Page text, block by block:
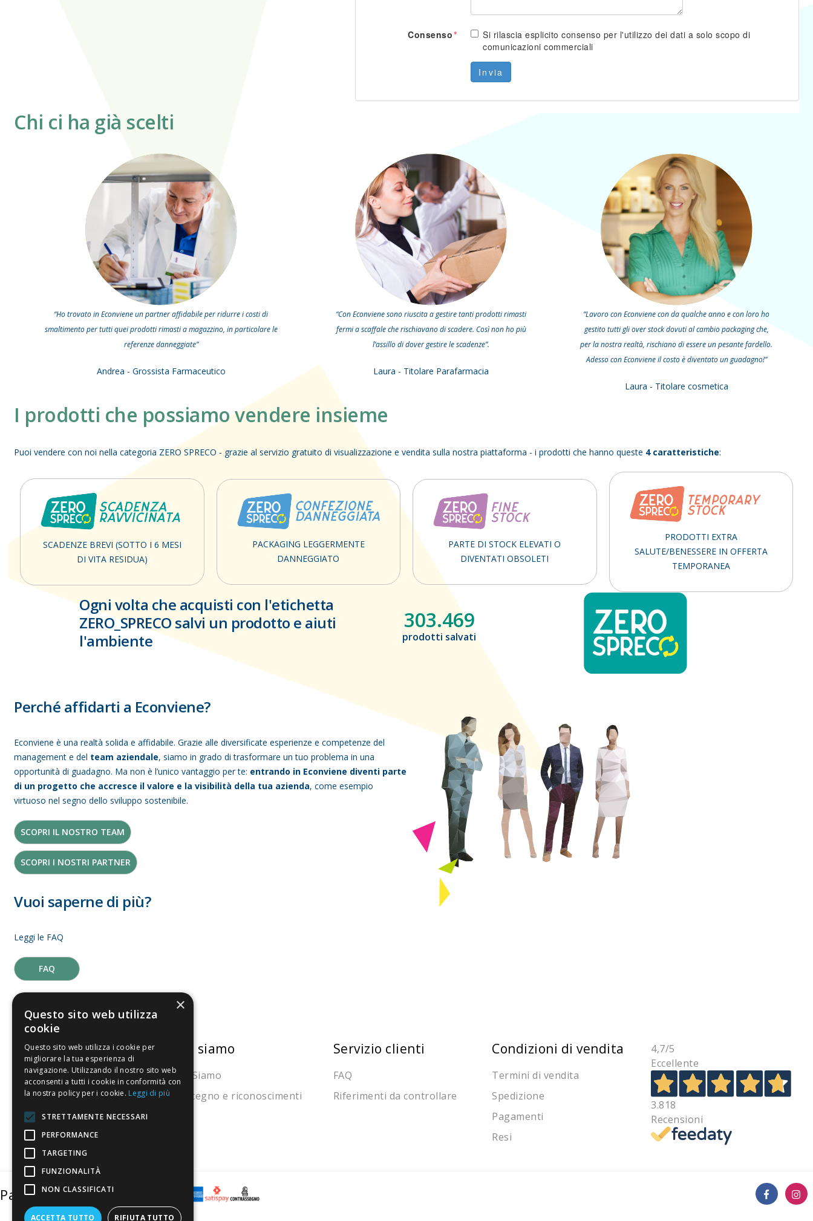
Consenso
Si rilascia esplicito consenso per l'utilizzo dei dati a solo scopo di
comunicazioni commerciali
Invia
Chi ci ha già scelti
“Ho trovato in Econviene un partner affidabile per ridurre i costi di
smaltimento per tutti quei prodotti rimasti a magazzino, in particolare le
referenze danneggiate”
Andrea - Grossista Farmaceutico
“Con Econviene sono riuscita a gestire tanti prodotti rimasti
fermi a scaffale che rischiavano di scadere. Così non ho più
l’assillo di dover gestire le scadenze”.
Laura - Titolare Parafarmacia
“Lavoro con Econviene con da qualche anno e con loro ho
gestito tutti gli over stock dovuti al cambio packaging che,
per la nostra realtà, rischiano di essere un pesante fardello.
Adesso con Econviene il costo è diventato un guadagno!”
Laura - Titolare cosmetica
I prodotti che possiamo vendere insieme
Puoi vendere con noi nella categoria ZERO SPRECO - grazie al servizio gratuito di visualizzazione e vendita sulla nostra piattaforma - i prodotti che hanno queste 4 caratteristiche:
SCADENZE BREVI (SOTTO I 6 MESI
DI VITA RESIDUA)
PACKAGING LEGGERMENTE
DANNEGGIATO
PARTE DI STOCK ELEVATI O
DIVENTATI OBSOLETI
PRODOTTI EXTRA
SALUTE/BENESSERE IN OFFERTA
TEMPORANEA
Ogni volta che acquisti con l'etichetta
ZERO_SPRECO salvi un prodotto e aiuti
l'ambiente
303.469
prodotti salvati
Perché affidarti a Econviene?
Econviene è una realtà solida e affidabile. Grazie alle diversificate esperienze e competenze del
management e del team aziendale, siamo in grado di trasformare un tuo problema in una
opportunità di guadagno. Ma non è l’unico vantaggio per te: entrando in Econviene diventi parte
di un progetto che accresce il valore e la visibilità della tua azienda, come esempio
virtuoso nel segno dello sviluppo sostenibile.
SCOPRI IL NOSTRO TEAM
SCOPRI I NOSTRI PARTNER
Vuoi saperne di più?
Leggi le FAQ
FAQ
La nostra convenienza
Il risparmio che fa ambiente
Il nostro manifesto
Il blog
Perché fidarti
Vendi con noi
Chi siamo
Chi Siamo
Sostegno e riconoscimenti
Servizio clienti
FAQ
Riferimenti da controllare
Condizioni di vendita
Termini di vendita
Spedizione
Pagamenti
Resi
4,7/5
Eccellente
3.818
Recensioni
Pagamenti sicuri
×
Questo sito web utilizza
cookie
Questo sito web utilizza i cookie per
migliorare la tua esperienza di
navigazione. Utilizzando il nostro sito web
acconsenti a tutti i cookie in conformità con
la nostra policy per i cookie. Leggi di più
STRETTAMENTE NECESSARI
PERFORMANCE
TARGETING
FUNZIONALITÀ
NON CLASSIFICATI
ACCETTA TUTTO RIFIUTA TUTTO